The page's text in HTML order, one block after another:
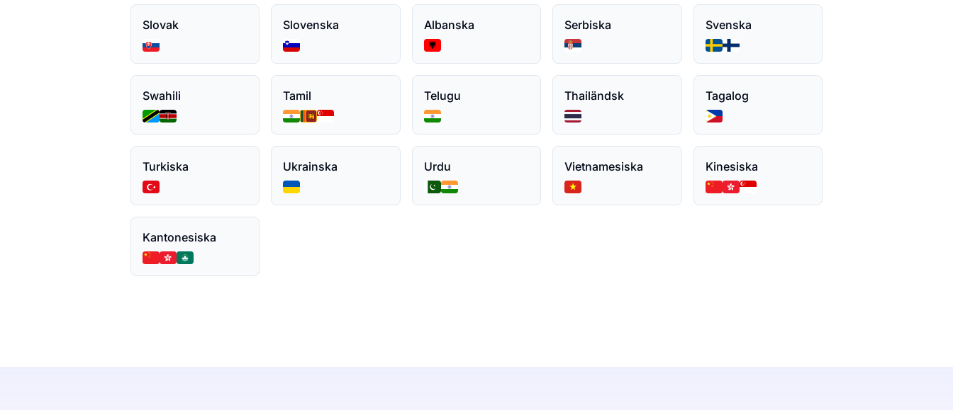
Slovak Slovenska Albanska Serbiska Svenska
Swahili Tamil Telugu Thailändsk Tagalog
Turkiska Ukrainska Urdu Vietnamesiska Kinesiska
Kantonesiska